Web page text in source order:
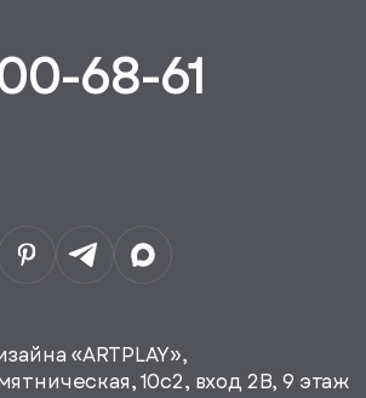
68-61
0 64
64"
fill="none"
«ARTPLAY»,
10с2, вход 2B, 9 этаж